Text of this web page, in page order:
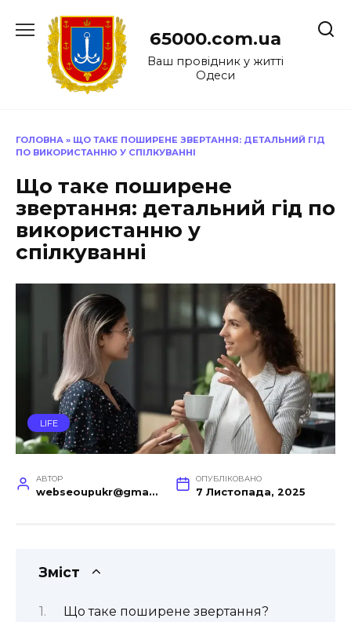
до
65000.com.ua
Ваш провідник у житті
Одеси
ГОЛОВНА » ЩО ТАКЕ ПОШИРЕНЕ ЗВЕРТАННЯ: ДЕТАЛЬНИЙ ГІД
ПО ВИКОРИСТАННЮ У СПІЛКУВАННІ
Що таке поширене
звертання: детальний гід по
використанню у
спілкуванні
LIFE
АВТОР
webseoupukr@gmail.com
ОПУБЛІКОВАНО
7 Листопада, 2025
Зміст
Що таке поширене звертання?